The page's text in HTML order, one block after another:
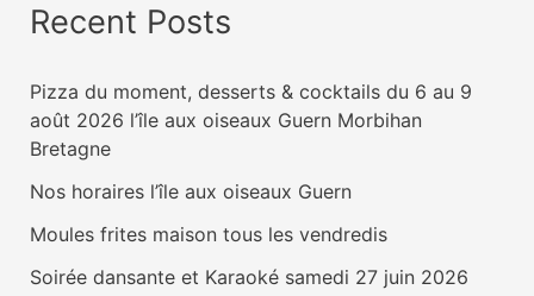
Recent Posts
Pizza du moment, desserts & cocktails du 6 au 9
août 2026 l’île aux oiseaux Guern Morbihan
Bretagne
Nos horaires l’île aux oiseaux Guern
Moules frites maison tous les vendredis
Soirée dansante et Karaoké samedi 27 juin 2026